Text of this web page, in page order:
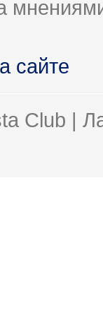
сайте
Club |